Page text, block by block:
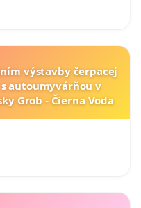
výstavby čerpacej
autoumyvárňou v
Grob - Čierna Voda